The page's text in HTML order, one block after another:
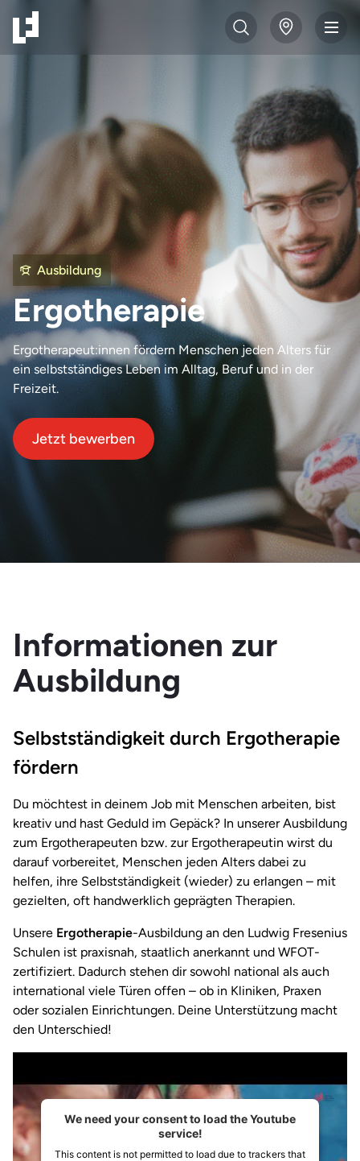
Ausbildung
Ergotherapie
Ergotherapeut:innen fördern Menschen jeden Alters für
ein selbstständiges Leben im Alltag, Beruf und in der
Freizeit.
Jetzt bewerben
Informationen zur
Ausbildung
Selbstständigkeit durch Ergotherapie
fördern
Du möchtest in deinem Job mit Menschen arbeiten, bist
kreativ und hast Geduld im Gepäck? In unserer Ausbildung
zum Ergotherapeuten bzw. zur Ergotherapeutin wirst du
darauf vorbereitet, Menschen jeden Alters dabei zu
helfen, ihre Selbstständigkeit (wieder) zu erlangen – mit
gezielten, oft handwerklich geprägten Therapien.
Unsere Ergotherapie-Ausbildung an den Ludwig Fresenius
Schulen ist praxisnah, staatlich anerkannt und WFOT-
zertifiziert. Dadurch stehen dir sowohl national als auch
international viele Türen offen – ob in Kliniken, Praxen
oder sozialen Einrichtungen. Deine Unterstützung macht
den Unterschied!
We need your consent to load the Youtube
service!
This content is not permitted to load due to trackers that